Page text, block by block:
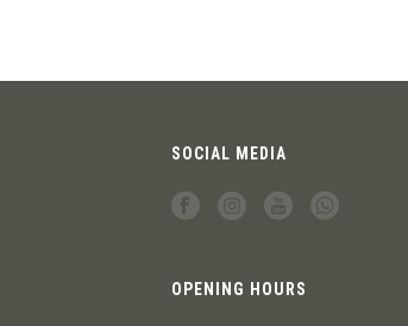
SOCIAL MEDIA
OPENING HOURS